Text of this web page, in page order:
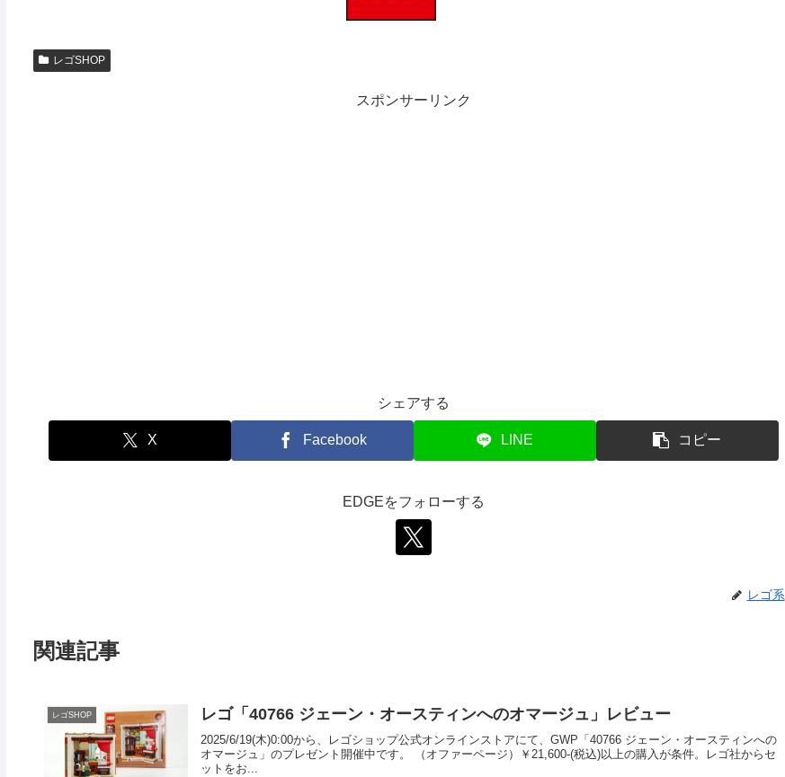
レゴSHOP
スポンサーリンク
シェアする
X Facebook LINE コピー
EDGEをフォローする
レゴ系
関連記事
レゴSHOP レゴ「40766 ジェーン・オースティンへのオマージュ」レビュー
2025/6/19(木)0:00から、レゴショップ公式オンラインストアにて、GWP「40766 ジェーン・オースティンへの
オマージュ」のプレゼント開催中です。 （オファーページ）￥21,600-(税込)以上の購入が条件。レゴ社からセ
ットをお...